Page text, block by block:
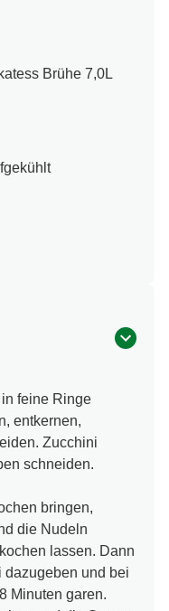
Brühe 7,0L
feine Ringe
entkernen,
Zucchini
schneiden.
bringen,
die Nudeln
lassen. Dann
dazugeben und bei
Minuten garen.